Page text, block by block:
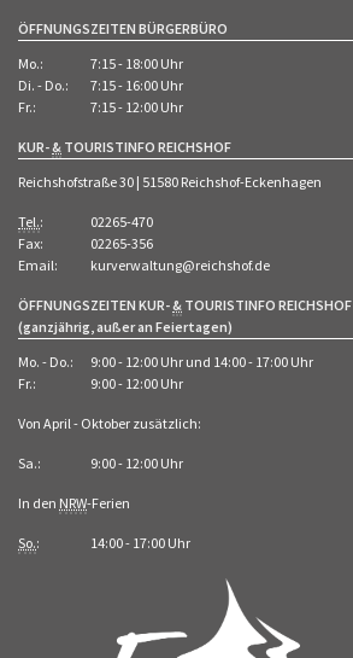
ÖFFNUNGSZEITEN BÜRGERBÜRO
Mo.:
7:15 - 18:00 Uhr
Di. - Do.:
7:15 - 16:00 Uhr
Fr.:
7:15 - 12:00 Uhr
KUR-& TOURISTINFO REICHSHOF
Reichshofstraße 30 | 51580 Reichshof-Eckenhagen
Tel.:
02265-470
Fax:
02265-356
Email:
kurverwaltung@reichshof.de
ÖFFNUNGSZEITEN KUR-& TOURISTINFO REICHSHOF
(ganzjährig, außer an Feiertagen)
Mo. - Do.:
9:00 - 12:00 Uhr und 14:00 - 17:00 Uhr
Fr.:
9:00 - 12:00 Uhr
Von April - Oktober zusätzlich:
Sa.: 9:00 - 12:00 Uhr
In den NRW-Ferien
So.: 14:00 - 17:00 Uhr